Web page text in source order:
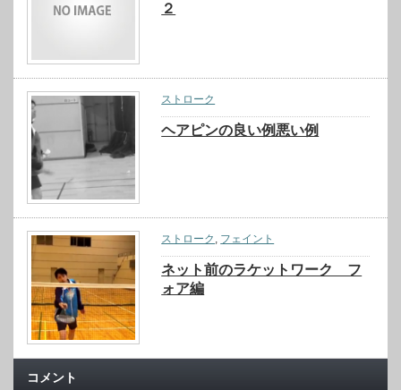
２
ストローク
ヘアピンの良い例悪い例
ストローク , フェイント
ネット前のラケットワーク フ
ォア編
コメント